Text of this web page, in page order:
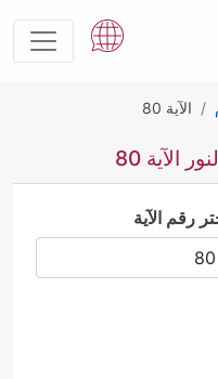
الآية 80
80
رقم الآية